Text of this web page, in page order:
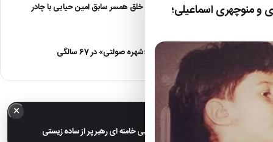
عکس| نیلوفر خوش خلق همسر سابق امین حیایی با چادر
عکس| تغییر چهره «شهره صولتی» در 67 سالگی
منوچهری اسماعیلی؛
× خبر مهم
عکس های خانوادگی مجتبی خامنه ای رهبر پر از ساده زیستی